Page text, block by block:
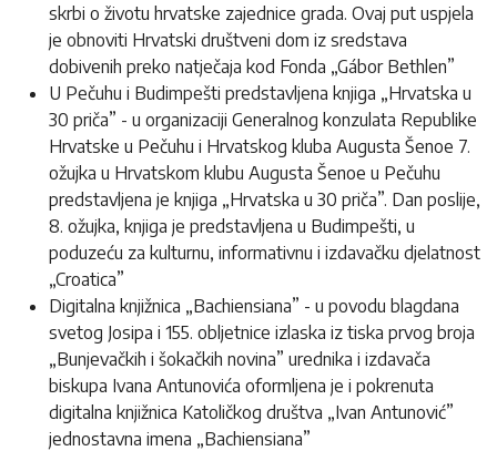
skrbi o životu hrvatske zajednice grada. Ovaj put uspjela
je obnoviti Hrvatski društveni dom iz sredstava
dobivenih preko natječaja kod Fonda „Gábor Bethlen”
U Pečuhu i Budimpešti predstavljena knjiga „Hrvatska u
30 priča” - u organizaciji Generalnog konzulata Republike
Hrvatske u Pečuhu i Hrvatskog kluba Augusta Šenoe 7.
ožujka u Hrvatskom klubu Augusta Šenoe u Pečuhu
predstavljena je knjiga „Hrvatska u 30 priča”. Dan poslije,
8. ožujka, knjiga je predstavljena u Budimpešti, u
poduzeću za kulturnu, informativnu i izdavačku djelatnost
„Croatica”
Digitalna knjižnica „Bachiensiana” - u povodu blagdana
svetog Josipa i 155. obljetnice izlaska iz tiska prvog broja
„Bunjevačkih i šokačkih novina” urednika i izdavača
biskupa Ivana Antunovića oformljena je i pokrenuta
digitalna knjižnica Katoličkog društva „Ivan Antunović”
jednostavna imena „Bachiensiana”